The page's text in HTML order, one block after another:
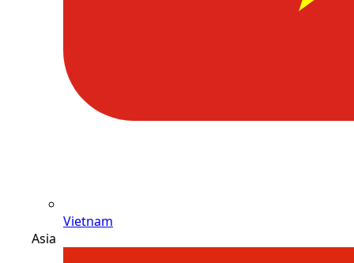
Vietnam
Asia